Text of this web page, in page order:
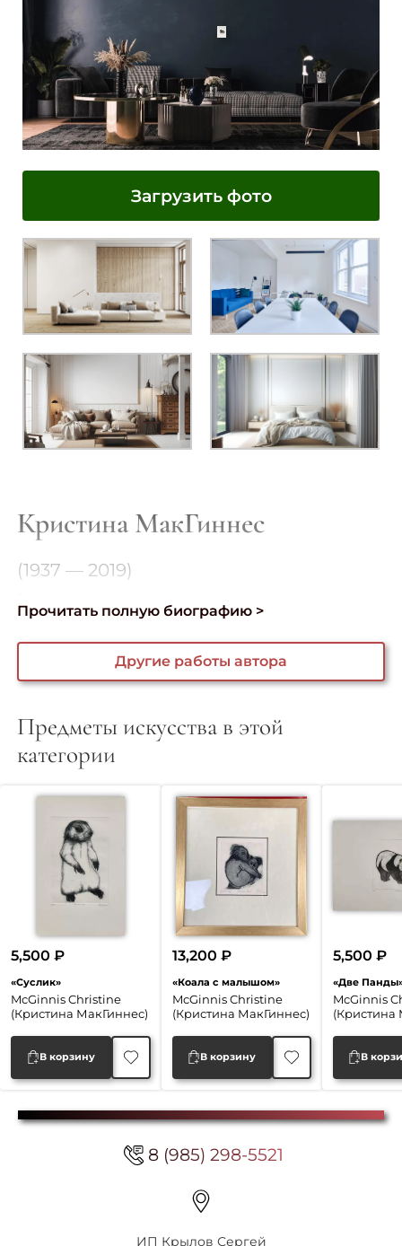
Загрузить фото
Кристина МакГиннес
(1937 — 2019)
Прочитать полную биографию >
Другие работы автора
Предметы искусства в этой
категории
«Суслик»
McGinnis Christine
(Кристина МакГиннес)
5,500₽
В корзину
«Коала с малышом»
McGinnis Christine
(Кристина МакГиннес)
13,200 ₽
В корзину
«Две
McGinnis
(Кристина
5,500 ₽
В
8 (985) 298-5521
ИП Крылов Сергей